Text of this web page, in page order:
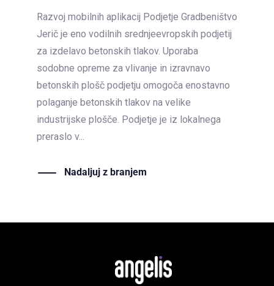
Razvoj mobilnih aplikacij Podjetje Gradbeništvo
Jerič je eno vodilnih srednjeevropskih podjetij
za izdelavo betonskih tlakov. Uporaba
sodobne opreme za vlivanje in izravnavo
betonskih plošč podjetju omogoča enostavno
polaganje betonskih tlakov na velike
industrijske plošče. Podjetje je iz lokalnega
preraslo v...
Nadaljuj z branjem